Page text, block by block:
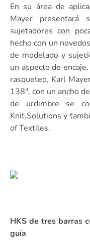
En su área de
Mayer presentará
sujetadores con
hecho con un
de modelado y
un aspecto de
rasqueteo, Karl
138ʺ, con un ancho
de urdimbre se
Knit.Solutions y
of Textiles.
HKS de tres barras
guía